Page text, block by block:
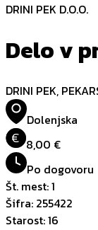
DRINI PEK D.O.O.
Delo v
DRINI PEK,
Dolenjska
€ 8,00 €
Po dogovoru
Št. mest:1
Šifra: 255422
Starost:16